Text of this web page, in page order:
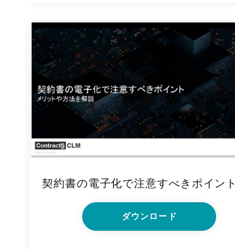
契約書の電子化で注意すべきポイント
ダウンロード